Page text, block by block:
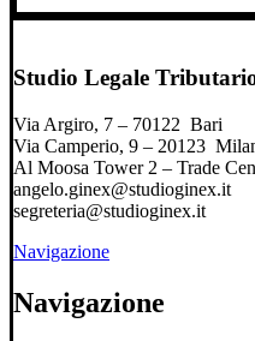
Studio Legale
Via Argiro, 7 – 70122 Bari
Via Camperio, 9 – 20123
Al Moosa Tower 2 – Trade
angelo.ginex@studioginex.it
segreteria@studioginex.it
Navigazione
Navigazione